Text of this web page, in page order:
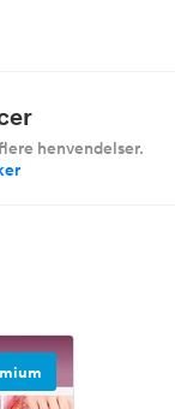
henvendelser.